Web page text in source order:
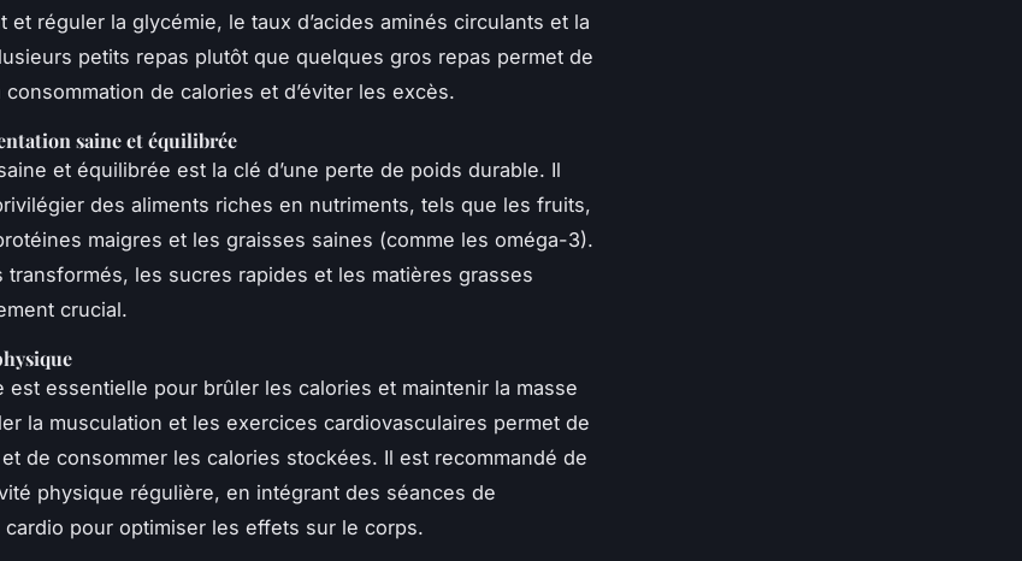
et réguler la glycémie, le taux d’acides aminés circulants et la
petits repas plutôt que quelques gros repas permet de
de calories et d’éviter les excès.
saine et équilibrée
et équilibrée est la clé d’une perte de poids durable. Il
des aliments riches en nutriments, tels que les fruits,
maigres et les graisses saines (comme les oméga-3).
transformés, les sucres rapides et les matières grasses
crucial.
est essentielle pour brûler les calories et maintenir la masse
la musculation et les exercices cardiovasculaires permet de
de consommer les calories stockées. Il est recommandé de
physique régulière, en intégrant des séances de
pour optimiser les effets sur le corps.